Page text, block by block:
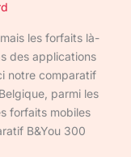
les forfaits là-
des applications
notre comparatif
parmi les
forfaits mobiles
B&You 300